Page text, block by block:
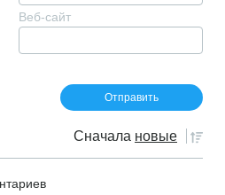
Веб-сайт
Сначала новые